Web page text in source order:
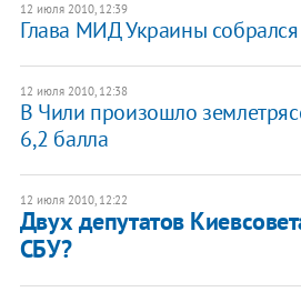
12 июля 2010, 12:39
Глава МИД Украины
12 июля 2010, 12:38
В Чили произошло
6,2 балла
12 июля 2010, 12:22
Двух депутатов
СБУ?